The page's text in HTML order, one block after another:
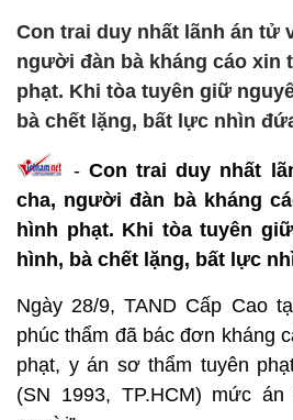
Con trai duy nhất lãnh án tử
người đàn bà kháng cáo xin
phạt. Khi tòa tuyên giữ
bà chết lặng, bất lực nhìn
-Con trai duy nhất
cha, người đàn bà kháng
hình phạt. Khi tòa tuyên
hình, bà chết lặng, bất lực
Ngày 28/9, TAND Cấp Cao
phúc thẩm đã bác đơn kháng
phạt, y án sơ thẩm tuyên
(SN 1993, TP.HCM) mức